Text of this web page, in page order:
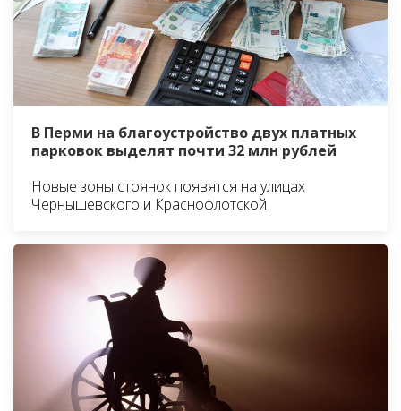
В Перми на благоустройство двух платных
парковок выделят почти 32 млн рублей
Новые зоны стоянок появятся на улицах
Чернышевского и Краснофлотской